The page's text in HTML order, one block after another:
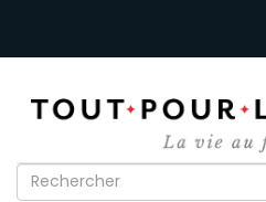
Formulaire